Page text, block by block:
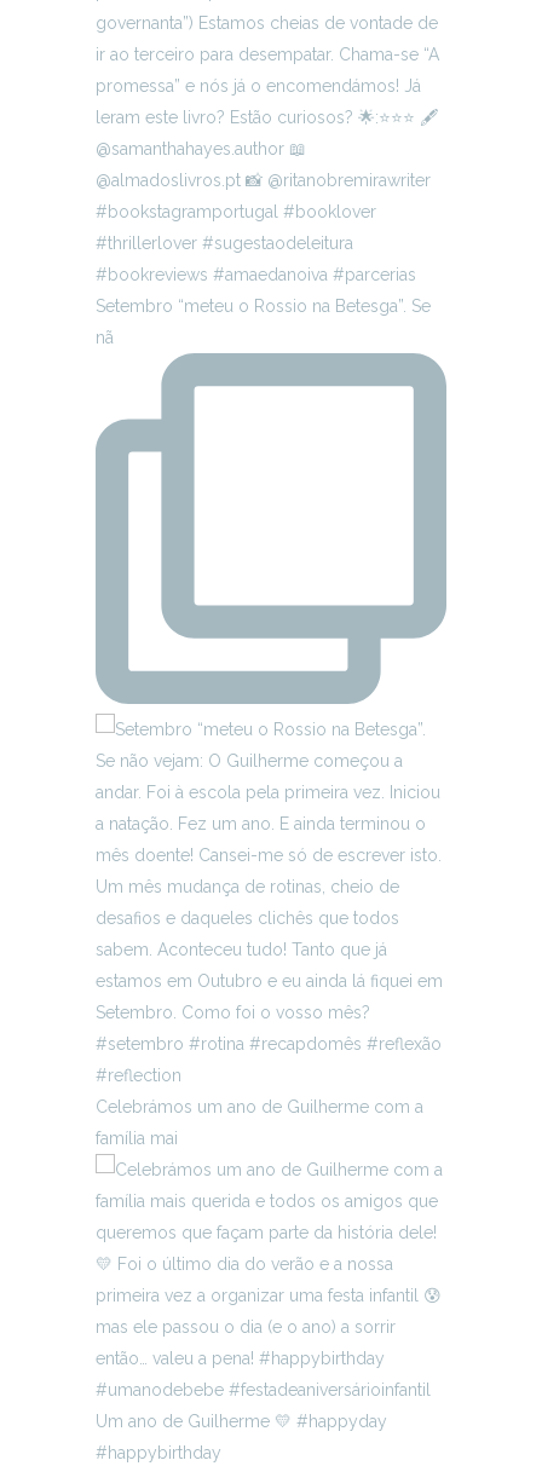
Setembro “meteu o Rossio na Betesga”. Se
nã
Celebrámos um ano de Guilherme com a
família mai
Um ano de Guilherme 💛 #happyday
#happybirthday